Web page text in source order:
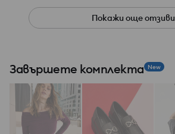
Покажи още отзиви
Завършете комплекта New